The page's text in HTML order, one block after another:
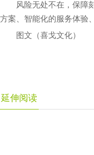
风险无处不在，保障
方案、智能化的服务体验
图文（喜戈文化）
延伸阅读